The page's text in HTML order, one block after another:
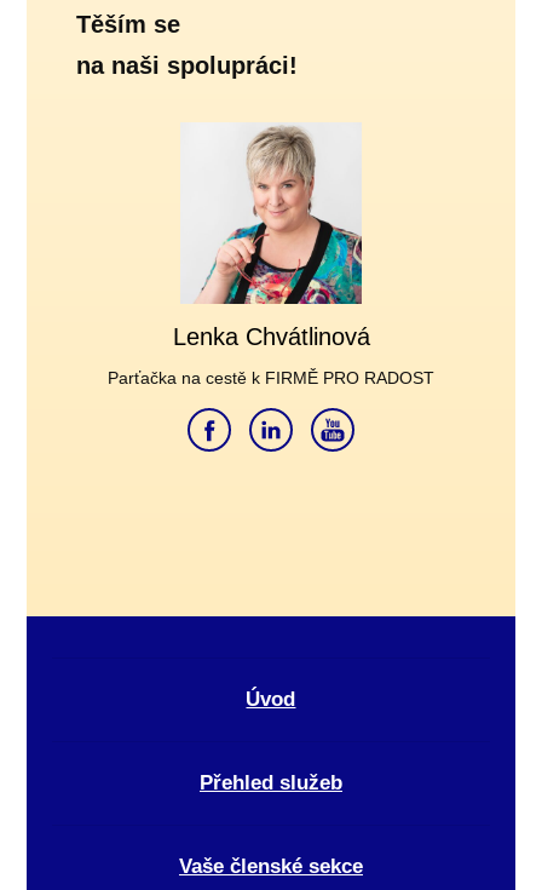
Těším se
na naši spolupráci!
Lenka Chvátlinová
Parťačka na cestě k FIRMĚ PRO RADOST
Úvod
Přehled služeb
Vaše členské sekce